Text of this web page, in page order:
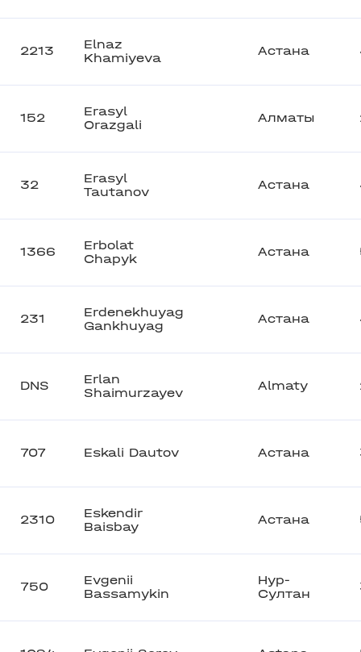
2213
Elnaz
Khamiyeva
Астана
152
Erasyl
Orazgali
Алматы
32
Erasyl
Tautanov
Астана
1366
Erbolat
Chapyk
Астана
231
Erdenekhuyag
Gankhuyag
Астана
DNS
Erlan
Shaimurzayev
Almaty
707 Eskali Dautov Астана
2310
Eskendir
Baisbay
Астана
750
Evgenii
Bassamykin
Нур-
Султан